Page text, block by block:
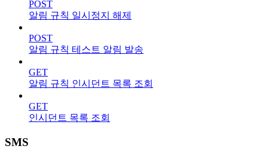
POST
알림 규칙 일시정지 해제
POST
알림 규칙 테스트 알림 발송
GET
알림 규칙 인시던트 목록 조회
GET
인시던트 목록 조회
SMS